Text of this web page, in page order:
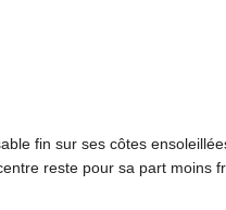
fin sur ses côtes
reste pour sa part moins